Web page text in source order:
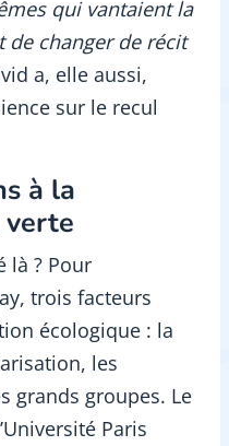
qui vantaient la
de changer de récit
a, elle aussi,
sur le recul
à la
là ? Pour
trois facteurs
écologique : la
les
grands groupes. Le
Paris